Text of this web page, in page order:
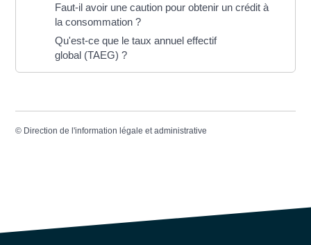
Faut-il avoir une caution pour obtenir un crédit à
la consommation ?
Qu'est-ce que le taux annuel effectif
global (TAEG) ?
© Direction de l'information légale et administrative